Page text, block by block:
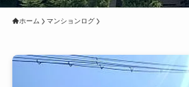
ホーム マンションログ